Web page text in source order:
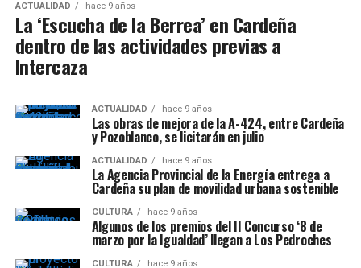
ACTUALIDAD hace 9 años
La ‘Escucha de la Berrea’ en Cardeña
dentro de las actividades previas a
Intercaza
ACTUALIDAD hace 9 años
Las obras de mejora de la A-424, entre Cardeña
y Pozoblanco, se licitarán en julio
ACTUALIDAD hace 9 años
La Agencia Provincial de la Energía entrega a
Cardeña su plan de movilidad urbana sostenible
CULTURA hace 9 años
Algunos de los premios del II Concurso ‘8 de
marzo por la Igualdad’ llegan a Los Pedroches
CULTURA hace 9 años